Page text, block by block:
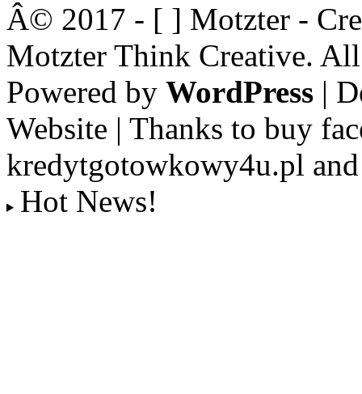
Â© 2017 - [ ] Motzter -
Motzter Think Creative.
Powered by WordPress |
Website | Thanks to buy
kredytgotowkowy4u.pl
Hot News!